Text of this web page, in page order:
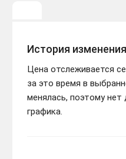
История
Цена отслеживается
за это время в
менялась, поэтому
графика.